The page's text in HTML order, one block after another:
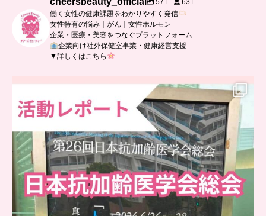
働く女性の健康課題をわかりやすく発信
女性特有の悩み｜がん｜女性ホルモン
企業・医療・美容をつなぐプラットフォーム
企業向け社外保健室事業・健康経営支援
▼詳しくはこちら
..
日本抗加齢医学会に参加しました
0